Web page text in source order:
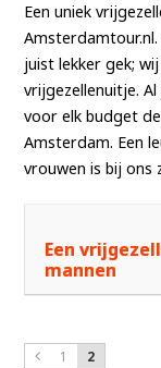
Een uniek
juist lekker gek;
vrijgezellenuitje.
voor elk budget
Amsterdam. Een
vrouwen is bij ons
Een
mannen
1 2